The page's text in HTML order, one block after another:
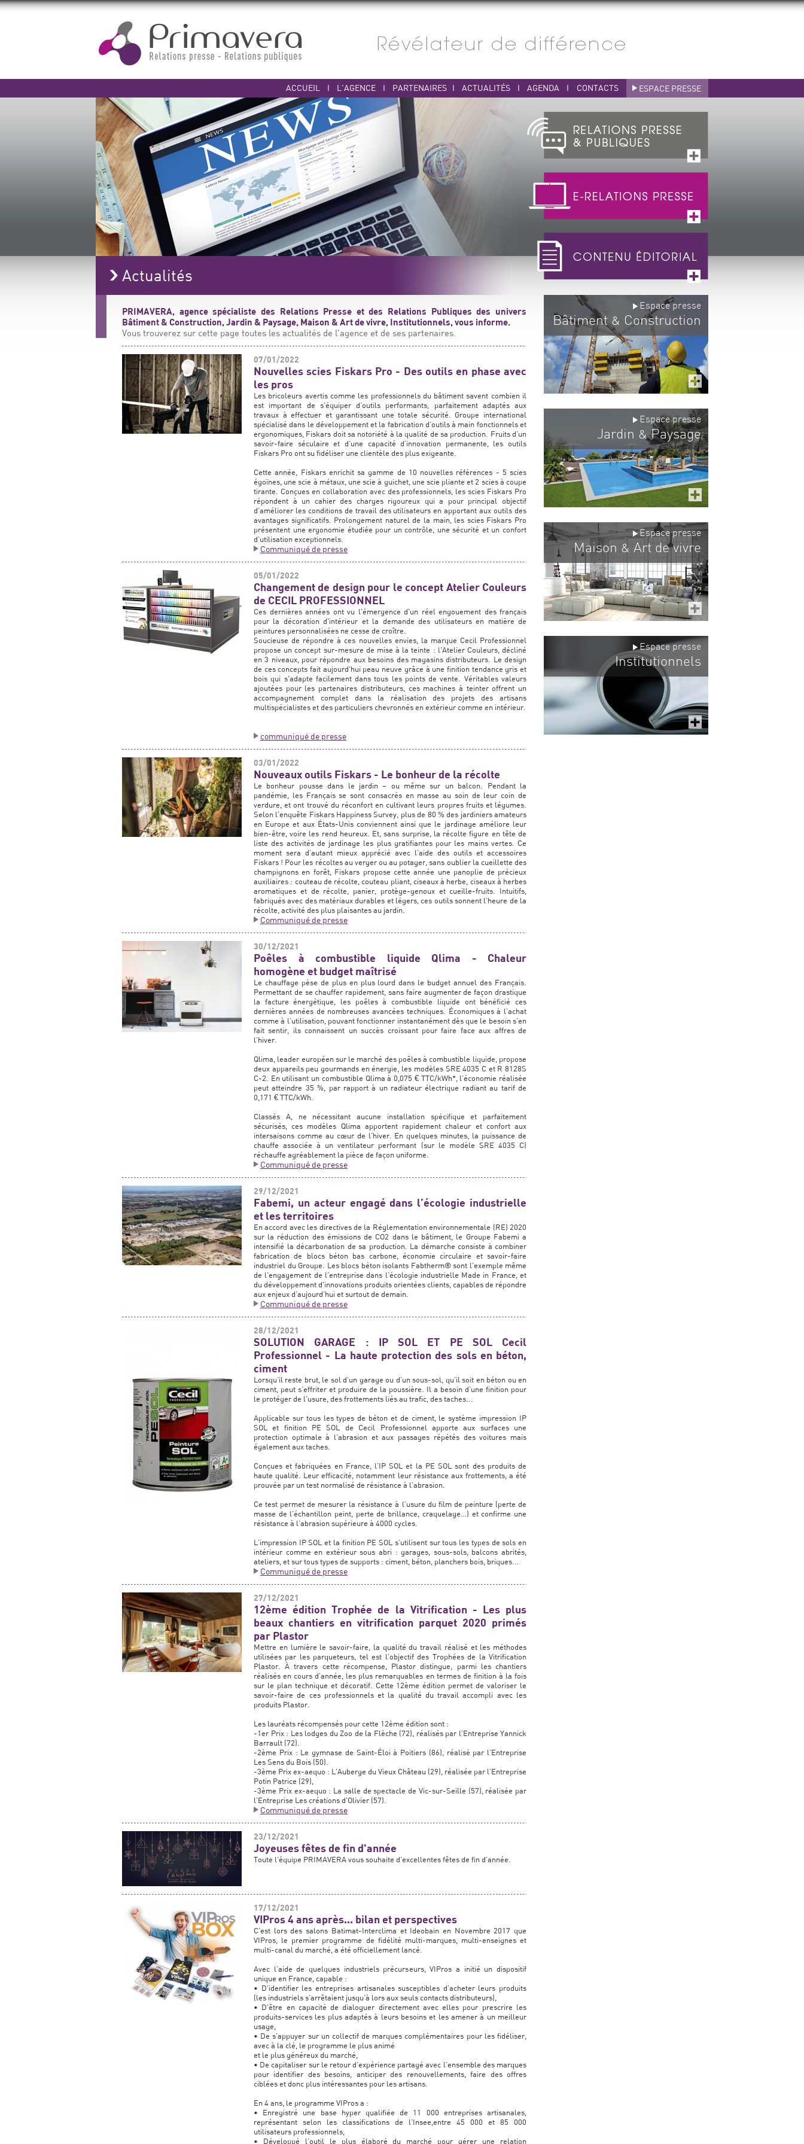
ACCUEIL I L'AGENCE I PARTENAIRES I ACTUALITÉS I AGENDA I CONTACTS ESPACE PRESSE
Actualités
PRIMAVERA, agence spécialiste des Relations Presse et des Relations Publiques des univers
Bâtiment & Construction, Jardin & Paysage, Maison & Art de vivre, Institutionnels, vous informe.
Vous trouverez sur cette page toutes les actualités de l'agence et de ses partenaires.
07/01/2022
Nouvelles scies Fiskars Pro - Des outils en phase avec
les pros
Les bricoleurs avertis comme les professionnels du bâtiment savent combien il
est important de s’équiper d’outils performants, parfaitement adaptés aux
travaux à effectuer et garantissant une totale sécurité. Groupe international
spécialisé dans le développement et la fabrication d’outils à main fonctionnels et
ergonomiques, Fiskars doit sa notoriété à la qualité de sa production. Fruits d’un
savoir-faire séculaire et d’une capacité d’innovation permanente, les outils
Fiskars Pro ont su fidéliser une clientèle des plus exigeante.
Cette année, Fiskars enrichit sa gamme de 10 nouvelles références - 5 scies
égoïnes, une scie à métaux, une scie à guichet, une scie pliante et 2 scies à coupe
tirante. Conçues en collaboration avec des professionnels, les scies Fiskars Pro
répondent à un cahier des charges rigoureux qui a pour principal objectif
d’améliorer les conditions de travail des utilisateurs en apportant aux outils des
avantages significatifs. Prolongement naturel de la main, les scies Fiskars Pro
présentent une ergonomie étudiée pour un contrôle, une sécurité et un confort
d’utilisation exceptionnels.
Communiqué de presse
05/01/2022
Changement de design pour le concept Atelier Couleurs
de CECIL PROFESSIONNEL
Ces dernières années ont vu l'émergence d'un réel engouement des français
pour la décoration d'intérieur et la demande des utilisateurs en matière de
peintures personnalisées ne cesse de croître.
Soucieuse de répondre à ces nouvelles envies, la marque Cecil Professionnel
propose un concept sur-mesure de mise à la teinte : l'Atelier Couleurs, décliné
en 3 niveaux, pour répondre aux besoins des magasins distributeurs. Le design
de ces concepts fait aujourd'hui peau neuve grâce à une finition tendance gris et
bois qui s'adapte facilement dans tous les points de vente. Véritables valeurs
ajoutées pour les partenaires distributeurs, ces machines à teinter offrent un
accompagnement complet dans la réalisation des projets des artisans
multispécialistes et des particuliers chevronnés en extérieur comme en intérieur.
communiqué de presse
03/01/2022
Nouveaux outils Fiskars - Le bonheur de la récolte
Le bonheur pousse dans le jardin – ou même sur un balcon. Pendant la
pandémie, les Français se sont consacrés en masse au soin de leur coin de
verdure, et ont trouvé du réconfort en cultivant leurs propres fruits et légumes.
Selon l’enquête Fiskars Happiness Survey, plus de 80 % des jardiniers amateurs
en Europe et aux États-Unis conviennent ainsi que le jardinage améliore leur
bien-être, voire les rend heureux. Et, sans surprise, la récolte figure en tête de
liste des activités de jardinage les plus gratifiantes pour les mains vertes. Ce
moment sera d’autant mieux apprécié avec l’aide des outils et accessoires
Fiskars ! Pour les récoltes au verger ou au potager, sans oublier la cueillette des
champignons en forêt, Fiskars propose cette année une panoplie de précieux
auxiliaires : couteau de récolte, couteau pliant, ciseaux à herbe, ciseaux à herbes
aromatiques et de récolte, panier, protège-genoux et cueille-fruits. Intuitifs,
fabriqués avec des matériaux durables et légers, ces outils sonnent l’heure de la
récolte, activité des plus plaisantes au jardin.
Communiqué de presse
30/12/2021
Poêles à combustible liquide Qlima - Chaleur
homogène et budget maîtrisé
Le chauffage pèse de plus en plus lourd dans le budget annuel des Français.
Permettant de se chauffer rapidement, sans faire augmenter de façon drastique
la facture énergétique, les poêles à combustible liquide ont bénéficié ces
dernières années de nombreuses avancées techniques. Économiques à l’achat
comme à l’utilisation, pouvant fonctionner instantanément dès que le besoin s’en
fait sentir, ils connaissent un succès croissant pour faire face aux affres de
l’hiver.
Qlima, leader européen sur le marché des poêles à combustible liquide, propose
deux appareils peu gourmands en énergie, les modèles SRE 4035 C et R 8128S
C-2. En utilisant un combustible Qlima à 0,075 € TTC/kWh*, l’économie réalisée
peut atteindre 35 %, par rapport à un radiateur électrique radiant au tarif de
0,171 € TTC/kWh.
Classés A, ne nécessitant aucune installation spécifique et parfaitement
sécurisés, ces modèles Qlima apportent rapidement chaleur et confort aux
intersaisons comme au cœur de l’hiver. En quelques minutes, la puissance de
chauffe associée à un ventilateur performant (sur le modèle SRE 4035 C)
réchauffe agréablement la pièce de façon uniforme.
Communiqué de presse
29/12/2021
Fabemi, un acteur engagé dans l’écologie industrielle
et les territoires
En accord avec les directives de la Réglementation environnementale (RE) 2020
sur la réduction des émissions de CO2 dans le bâtiment, le Groupe Fabemi a
intensifié la décarbonation de sa production. La démarche consiste à combiner
fabrication de blocs béton bas carbone, économie circulaire et savoir-faire
industriel du Groupe. Les blocs béton isolants Fabtherm® sont l’exemple même
de l’engagement de l’entreprise dans l’écologie industrielle Made in France, et
du développement d’innovations produits orientées clients, capables de répondre
aux enjeux d’aujourd’hui et surtout de demain.
Communiqué de presse
28/12/2021
SOLUTION GARAGE : IP SOL ET PE SOL Cecil
Professionnel - La haute protection des sols en béton,
ciment
Lorsqu’il reste brut, le sol d’un garage ou d’un sous-sol, qu’il soit en béton ou en
ciment, peut s’effriter et produire de la poussière. Il a besoin d’une finition pour
le protéger de l’usure, des frottements liés au trafic, des taches...
Applicable sur tous les types de béton et de ciment, le système impression IP
SOL et finition PE SOL de Cecil Professionnel apporte aux surfaces une
protection optimale à l’abrasion et aux passages répétés des voitures mais
également aux taches.
Conçues et fabriquées en France, l’IP SOL et la PE SOL sont des produits de
haute qualité. Leur efficacité, notamment leur résistance aux frottements, a été
prouvée par un test normalisé de résistance à l’abrasion.
Ce test permet de mesurer la résistance à l’usure du film de peinture (perte de
masse de l’échantillon peint, perte de brillance, craquelage…) et confirme une
résistance à l’abrasion supérieure à 4000 cycles.
L’impression IP SOL et la finition PE SOL s’utilisent sur tous les types de sols en
intérieur comme en extérieur sous abri : garages, sous-sols, balcons abrités,
ateliers, et sur tous types de supports : ciment, béton, planchers bois, briques...
Communiqué de presse
27/12/2021
12ème édition Trophée de la Vitrification - Les plus
beaux chantiers en vitrification parquet 2020 primés
par Plastor
Mettre en lumière le savoir-faire, la qualité du travail réalisé et les méthodes
utilisées par les parqueteurs, tel est l’objectif des Trophées de la Vitrification
Plastor. À travers cette récompense, Plastor distingue, parmi les chantiers
réalisés en cours d’année, les plus remarquables en termes de finition à la fois
sur le plan technique et décoratif. Cette 12ème édition permet de valoriser le
savoir-faire de ces professionnels et la qualité du travail accompli avec les
produits Plastor.
Les lauréats récompensés pour cette 12ème édition sont :
-1er Prix : Les lodges du Zoo de la Flèche (72), réalisés par l’Entreprise Yannick
Barrault (72).
-2ème Prix : Le gymnase de Saint-Éloi à Poitiers (86), réalisé par l’Entreprise
Les Sens du Bois (50).
-3ème Prix ex-aequo : L’Auberge du Vieux Château (29), réalisée par l’Entreprise
Potin Patrice (29),
-3ème Prix ex-aequo : La salle de spectacle de Vic-sur-Seille (57), réalisée par
l’Entreprise Les créations d’Olivier (57).
Communiqué de presse
23/12/2021
Joyeuses fêtes de fin d'année
Toute l’équipe PRIMAVERA vous souhaite d’excellentes fêtes de fin d’année.
17/12/2021
VIPros 4 ans après... bilan et perspectives
C’est lors des salons Batimat-Interclima et Ideobain en Novembre 2017 que
VIPros, le premier programme de fidélité multi-marques, multi-enseignes et
multi-canal du marché, a été officiellement lancé.
Avec l’aide de quelques industriels précurseurs, VIPros a initié un dispositif
unique en France, capable :
• D’identifier les entreprises artisanales susceptibles d’acheter leurs produits
(les industriels s’arrêtaient jusqu’à lors aux seuls contacts distributeurs),
• D’être en capacité de dialoguer directement avec elles pour prescrire les
produits-services les plus adaptés à leurs besoins et les amener à un meilleur
usage,
• De s’appuyer sur un collectif de marques complémentaires pour les fidéliser,
avec à la clé, le programme le plus animé
et le plus généreux du marché,
• De capitaliser sur le retour d’expérience partagé avec l’ensemble des marques
pour identifier des besoins, anticiper des renouvellements, faire des offres
ciblées et donc plus intéressantes pour les artisans.
En 4 ans, le programme VIPros a :
• Enregistré une base hyper qualifiée de 11 000 entreprises artisanales,
représentant selon les classifications de l’Insee,entre 45 000 et 85 000
utilisateurs professionnels,
• Développé l’outil le plus élaboré du marché pour gérer une relation
Espace presse
Bâtiment& Construction
Espace presse
Jardin &Paysage
Espace presse
Maison & Art de vivre
Espace presse
Institutionnels